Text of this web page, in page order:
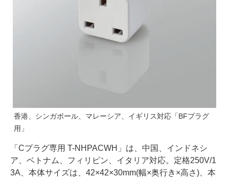
香港、シンガポール、マレーシア、イギリス対応「BFプラグ
用」
「Cプラグ専用 T-NHPACWH」は、中国、インドネシ
ア、ベトナム、フィリピン、イタリア対応。定格250V/1
3A、本体サイズは、42×42×30mm(幅×奥行き×高さ)、本